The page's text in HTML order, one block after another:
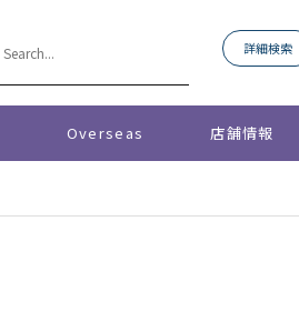
詳細検索
Overseas 店舗情報